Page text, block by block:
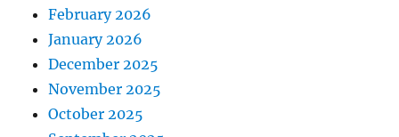
February 2026
January 2026
December 2025
November 2025
October 2025